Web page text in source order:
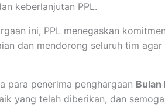
keberlanjutan PPL.
ini, PPL menegaskan
dan mendorong seluruh tim
para penerima penghargaan Bulan
yang telah diberikan, dan